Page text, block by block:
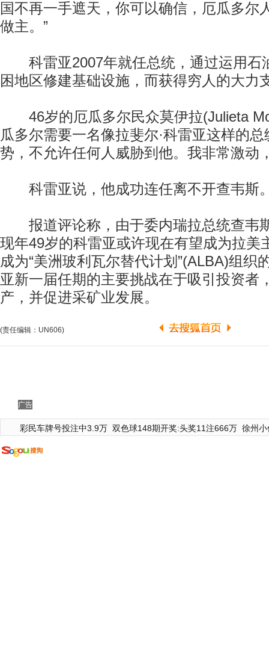
国不再一手遮天，你可以确信，厄瓜多尔
做主。”
科雷亚2007年就任总统，通过运用石
困地区修建基础设施，而获得穷人的大力
46岁的厄瓜多尔民众莫伊拉(Julieta
瓜多尔需要一名像拉斐尔·科雷亚这样的
势，不允许任何人威胁到他。我非常激动
科雷亚说，他成功连任离不开查韦斯
报道评论称，由于委内瑞拉总统查韦
现年49岁的科雷亚或许现在有望成为拉美
成为“美洲玻利瓦尔替代计划”(ALBA)组织
亚新一届任期的主要挑战在于吸引投资者
产，并促进采矿业发展。
(责任编辑：UN606)
广告
彩民车牌号投注中3.9万 双色球148期开奖:头奖11注666万 徐州